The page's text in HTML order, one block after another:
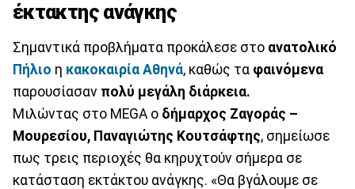
έκτακτης ανάγκης
Σημαντικά προβλήματα προκάλεσε στο ανατολικό
Πήλιο η κακοκαιρία Αθηνά, καθώς τα φαινόμενα
παρουσίασαν πολύ μεγάλη διάρκεια.
Μιλώντας στο MEGA ο δήμαρχος Ζαγοράς –
Μουρεσίου, Παναγιώτης Κουτσάφτης, σημείωσε
πως τρεις περιοχές θα κηρυχτούν σήμερα σε
κατάσταση εκτάκτου ανάγκης. «Θα βγάλουμε σε